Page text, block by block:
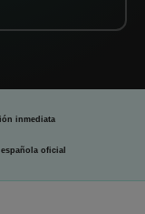
inmediata
oficial